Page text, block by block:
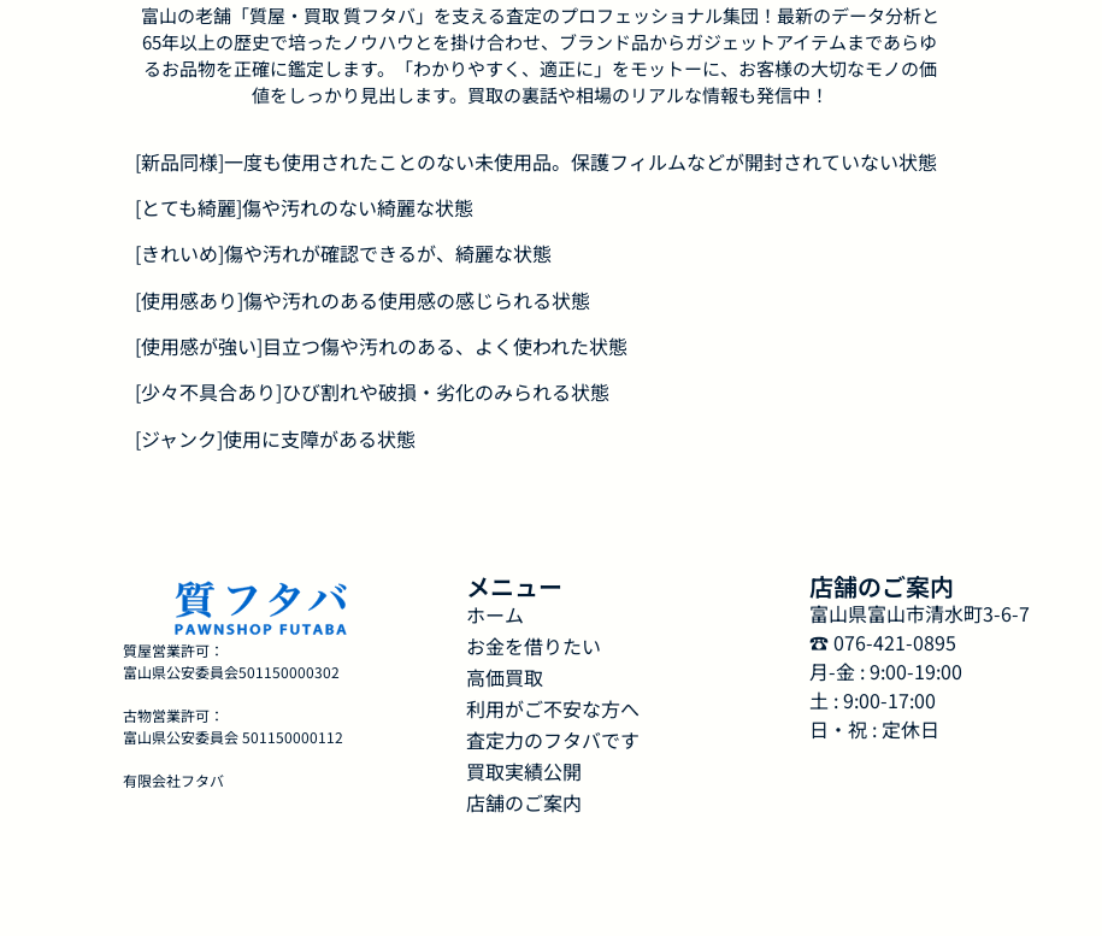
富山の老舗「質屋・買取 質フタバ」を支える査定のプロフェッショナル集団！最新のデータ分析と
65年以上の歴史で培ったノウハウとを掛け合わせ、ブランド品からガジェットアイテムまであらゆ
るお品物を正確に鑑定します。「わかりやすく、適正に」をモットーに、お客様の大切なモノの価
値をしっかり見出します。買取の裏話や相場のリアルな情報も発信中！
[新品同様]一度も使用されたことのない未使用品。保護フィルムなどが開封されていない状態
[とても綺麗]傷や汚れのない綺麗な状態
[きれいめ]傷や汚れが確認できるが、綺麗な状態
[使用感あり]傷や汚れのある使用感の感じられる状態
[使用感が強い]目立つ傷や汚れのある、よく使われた状態
[少々不具合あり]ひび割れや破損・劣化のみられる状態
[ジャンク]使用に支障がある状態
質屋営業許可：
富山県公安委員会501150000302
古物営業許可：
富山県公安委員会 501150000112
有限会社フタバ
メニュー
ホーム
お金を借りたい
高価買取
利用がご不安な方へ
査定力のフタバです
買取実績公開
店舗のご案内
店舗のご案内
富山県富山市清水町3-6-7
☎︎ 076-421-0895
月-金 : 9:00-19:00
土 : 9:00-17:00
日・祝 : 定休日